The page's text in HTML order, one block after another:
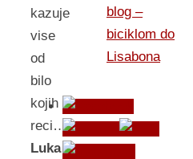
kazuje
vise
od
bilo
kojih
reci…
Luka
blog –
biciklom do
Lisabona